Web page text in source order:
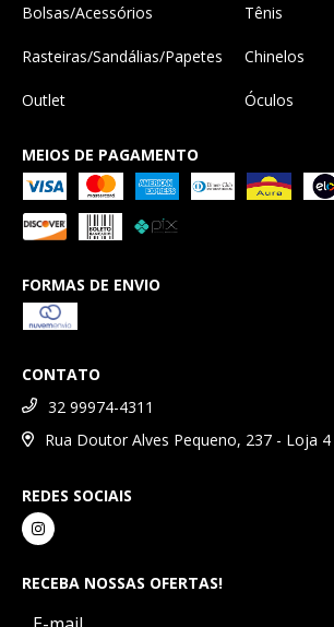
Bolsas/Acessórios
Tênis
Rasteiras/Sandálias/Papetes Chinelos
Outlet Óculos
MEIOS DE PAGAMENTO
FORMAS DE ENVIO
CONTATO
32 99974-4311
Rua Doutor Alves Pequeno, 237 - Loja 4
REDES SOCIAIS
RECEBA NOSSAS OFERTAS!